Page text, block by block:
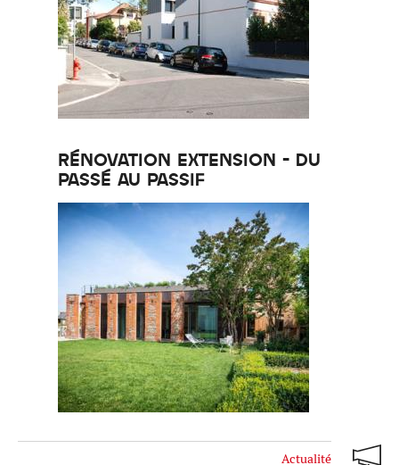
RÉNOVATION EXTENSION - DU
PASSÉ AU PASSIF
Actualité